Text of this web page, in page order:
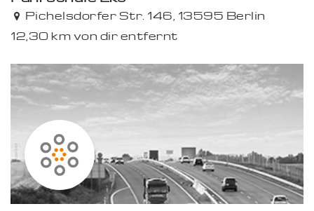
Pichelsdorfer Str. 146, 13595 Berlin
12,30 km von dir entfernt